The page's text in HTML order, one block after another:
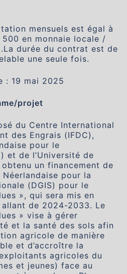
mensuels est égal à
500 en monnaie locale /
durée du contrat est de
une seule fois.
: 19 mai 2025
projet
du Centre International
des Engrais (IFDC),
pour le
et de l’Université de
obtenu un financement de
pour la
(DGIS) pour le
», qui sera mis en
de 2024-2033. Le
» vise à gérer
et la santé des sols afin
agricole de manière
et d’accroître la
agricoles du
et jeunes) face au